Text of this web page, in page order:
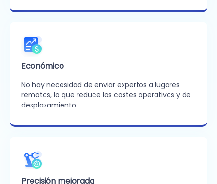
Económico
No hay necesidad de enviar expertos a lugares
remotos, lo que reduce los costes operativos y de
desplazamiento.
Precisión mejorada